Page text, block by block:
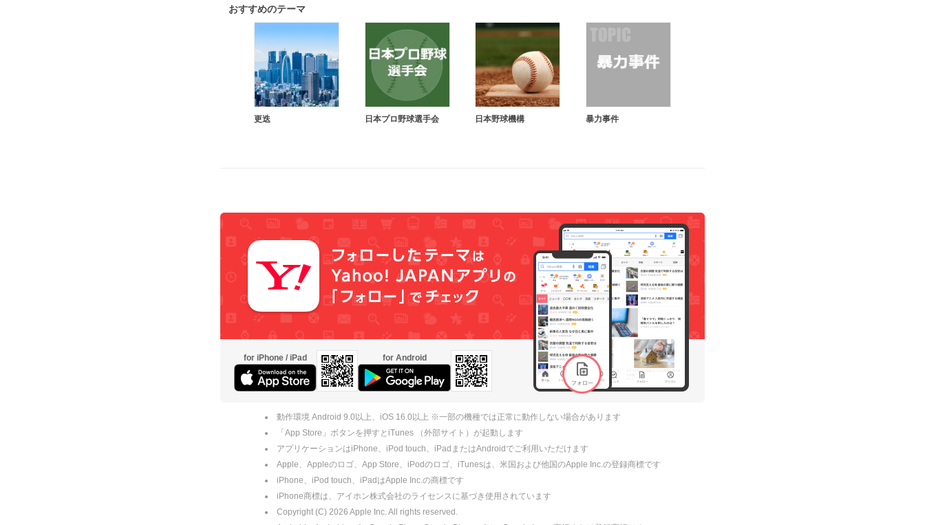
おすすめのテーマ
更迭 日本プロ野球選手会 日本野球機構 暴力事件
for iPhone / iPad for Android
動作環境 Android 9.0以上、iOS 16.0以上 ※一部の機種では正常に動作しない場合があります
「App Store」ボタンを押すとiTunes （外部サイト）が起動します
アプリケーションはiPhone、iPod touch、iPadまたはAndroidでご利用いただけます
Apple、Appleのロゴ、App Store、iPodのロゴ、iTunesは、米国および他国のApple Inc.の登録商標です
iPhone、iPod touch、iPadはApple Inc.の商標です
iPhone商標は、アイホン株式会社のライセンスに基づき使用されています
Copyright (C) 2026 Apple Inc. All rights reserved.